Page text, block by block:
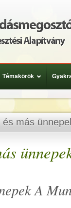
Témakörök
más
A